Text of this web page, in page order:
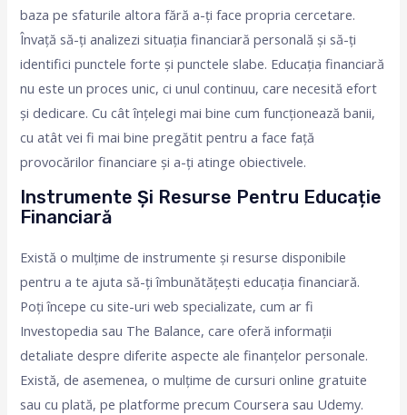
baza pe sfaturile altora fără a-ți face propria cercetare.
Învață să-ți analizezi situația financiară personală și să-ți
identifici punctele forte și punctele slabe. Educația financiară
nu este un proces unic, ci unul continuu, care necesită efort
și dedicare. Cu cât înțelegi mai bine cum funcționează banii,
cu atât vei fi mai bine pregătit pentru a face față
provocărilor financiare și a-ți atinge obiectivele.
Instrumente Și Resurse Pentru Educație
Financiară
Există o mulțime de instrumente și resurse disponibile
pentru a te ajuta să-ți îmbunătățești educația financiară.
Poți începe cu site-uri web specializate, cum ar fi
Investopedia sau The Balance, care oferă informații
detaliate despre diferite aspecte ale finanțelor personale.
Există, de asemenea, o mulțime de cursuri online gratuite
sau cu plată, pe platforme precum Coursera sau Udemy.